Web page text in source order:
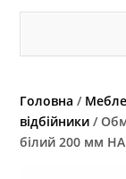
Головна /
відбійники /
білий 200 мм